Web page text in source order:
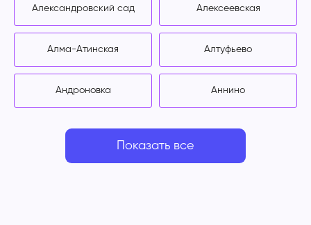
Александровский сад Алексеевская
Алма-Атинская Алтуфьево
Андроновка Аннино
Показать все